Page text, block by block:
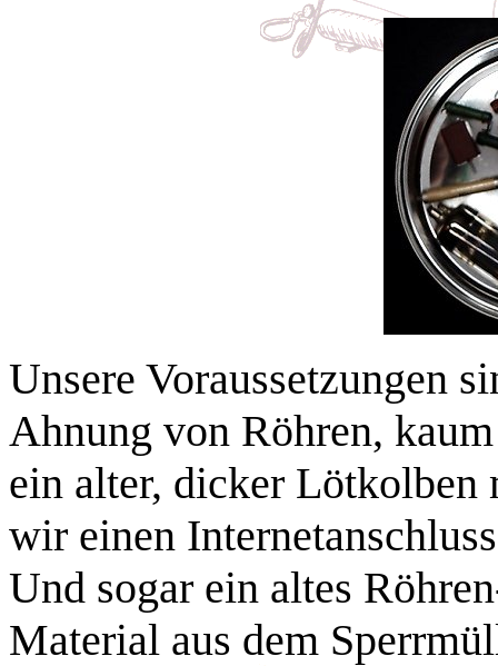
Unsere Voraussetzungen
Ahnung von Röhren,
ein alter, dicker
wir einen
Und sogar ein altes
Material aus dem